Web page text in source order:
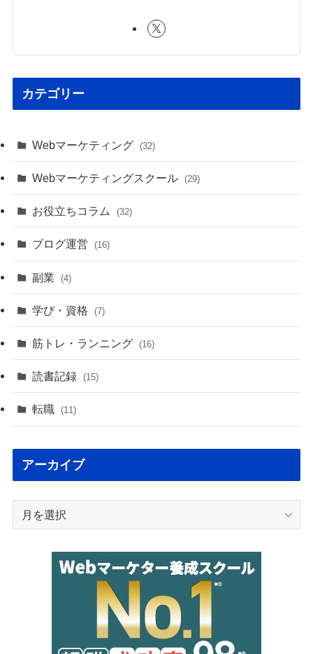
カテゴリー
Webマーケティング (32)
Webマーケティングスクール (29)
お役立ちコラム (32)
ブログ運営 (16)
副業 (4)
学び・資格 (7)
筋トレ・ランニング (16)
読書記録 (15)
転職 (11)
アーカイブ